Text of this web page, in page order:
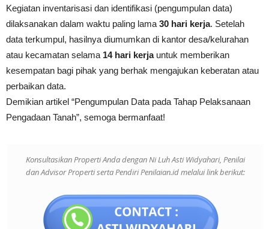
Kegiatan inventarisasi dan identifikasi (pengumpulan data)
dilaksanakan dalam waktu paling lama 30 hari kerja. Setelah
data terkumpul, hasilnya diumumkan di kantor desa/kelurahan
atau kecamatan selama 14 hari kerjauntuk memberikan
kesempatan bagi pihak yang berhak mengajukan keberatan atau
perbaikan data.
Demikian artikel “Pengumpulan Data pada Tahap Pelaksanaan
Pengadaan Tanah”, semoga bermanfaat!
Konsultasikan Properti Anda dengan Ni Luh Asti Widyahari, Penilai
dan Advisor Properti serta Pendiri Penilaian.id melalui link berikut: